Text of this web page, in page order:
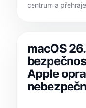
centrum a
macOS
Apple